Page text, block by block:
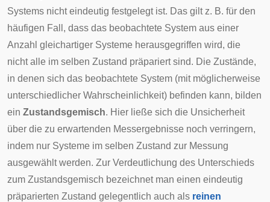
Systems nicht eindeutig festgelegt ist. Das gilt z. B. für den
häufigen Fall, dass das beobachtete System aus einer
Anzahl gleichartiger Systeme herausgegriffen wird, die
nicht alle im selben Zustand präpariert sind. Die Zustände,
in denen sich das beobachtete System (mit möglicherweise
unterschiedlicher Wahrscheinlichkeit) befinden kann, bilden
ein Zustandsgemisch. Hier ließe sich die Unsicherheit
über die zu erwartenden Messergebnisse noch verringern,
indem nur Systeme im selben Zustand zur Messung
ausgewählt werden. Zur Verdeutlichung des Unterschieds
zum Zustandsgemisch bezeichnet man einen eindeutig
präparierten Zustand gelegentlich auch als reinen